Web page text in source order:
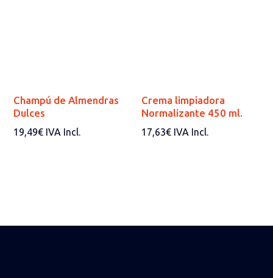
Champú de Almendras
Dulces
19,49€ IVA Incl.
Crema limpiadora
Normalizante 450 ml.
17,63€ IVA Incl.